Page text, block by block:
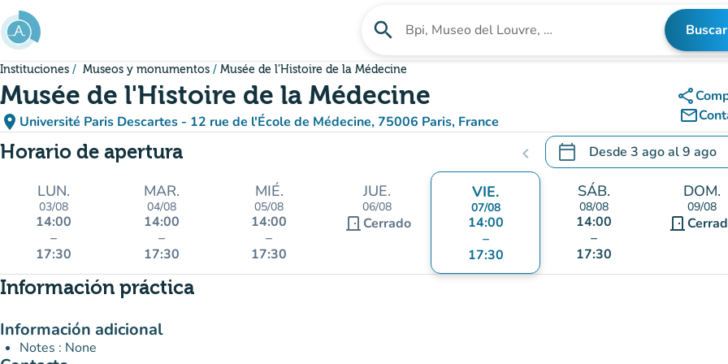
Ir al contenido principal
search Buscar un establecimiento Buscar
Instituciones Museos y monumentos Musée de l'Histoire de la Médecine
Musée de l'Histoire de la Médecine
place Université Paris Descartes - 12 rue de l'École de Médecine, 75006 Paris, France
(abrir en Google Maps)
(nueva pestaña)
share
mail_outline
Horario de apertura chevron_left calendar_today Desde 3 agoal9 ago
.Abra el calendario para
LUN.
03/08
14:00
–
17:30
MAR.
04/08
14:00
–
17:30
MIÉ.
05/08
14:00
–
17:30
JUE.
06/08
door_front Cerrado
VIE.
07/08
14:00
–
17:30
SÁB.
08/08
14:00
–
17:30
DOM.
09/08
door_front
Información práctica
Información adicional
Notes : None